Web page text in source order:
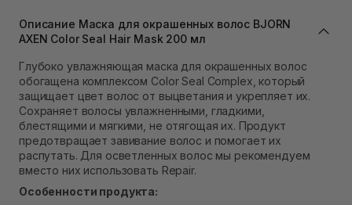
Самовывоз г. Львов ул. Степана Бандеры 43
В наличии
В наличии
Самовывоз г. Ровно, ул. Кулика и Гудачека 23 (ТЦ
Экватор)
В наличии
Описание Маска для окрашенных волос BJORN
AXEN Color Seal Hair Mask 200 мл
Глубоко увлажняющая маска для окрашенных волос
обогащена комплексом Color Seal Complex, который
защищает цвет волос от выцветания и укрепляет их.
Сохраняет волосы увлажненными, гладкими,
блестящими и мягкими, не отягощая их. Продукт
предотвращает завивание волос и помогает их
распутать. Для осветленных волос мы рекомендуем
вместо них использовать Repair.
Особенности продукта: